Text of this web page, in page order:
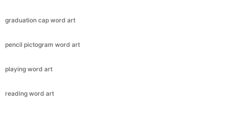
graduation cap word art
pencil pictogram word art
playing word art
reading word art